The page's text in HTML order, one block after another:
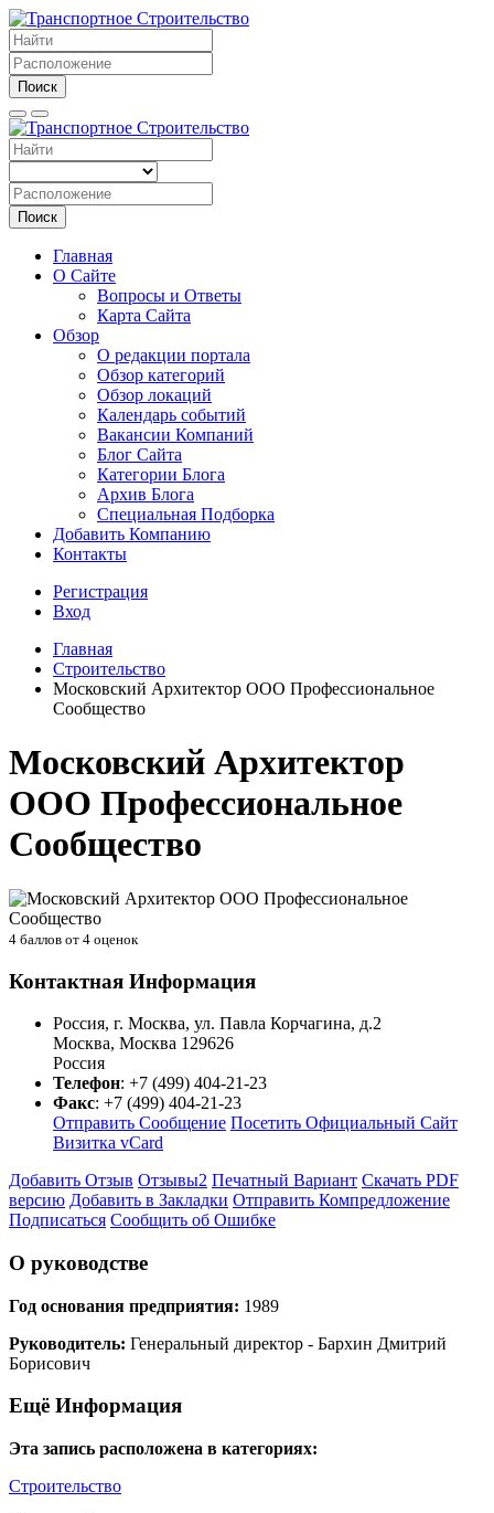
Поиск
Поиск
Главная
О Сайте
Вопросы и Ответы
Карта Сайта
Обзор
О редакции портала
Обзор категорий
Обзор локаций
Календарь событий
Вакансии Компаний
Блог Сайта
Категории Блога
Архив Блога
Специальная Подборка
Добавить Компанию
Контакты
Регистрация
Вход
Главная
Строительство
Московский Архитектор ООО Профессиональное
Сообщество
Московский Архитектор
ООО Профессиональное
Сообщество
4 баллов от 4 оценок
Контактная Информация
Россия, г. Москва, ул. Павла Корчагина, д.2
Москва, Москва 129626
Россия
Телефон: +7 (499) 404-21-23
Факс: +7 (499) 404-21-23
Отправить Сообщение Посетить Официальный Сайт
Визитка vCard
Добавить Отзыв Отзывы2 Печатный Вариант Скачать PDF
версию Добавить в Закладки Отправить Компредложение
Подписаться Сообщить об Ошибке
О руководстве
Год основания предприятия: 1989
Руководитель: Генеральный директор - Бархин Дмитрий
Борисович
Ещё Информация
Эта запись расположена в категориях:
Строительство